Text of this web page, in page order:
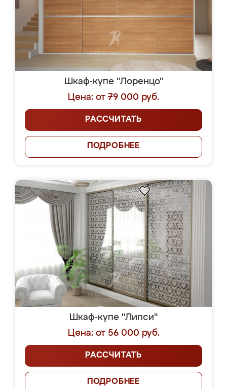
Шкаф-купе "Лоренцо"
Цена: от 79 000 руб.
РАССЧИТАТЬ
ПОДРОБНЕЕ
Шкаф-купе "Липси"
Цена: от 56 000 руб.
РАССЧИТАТЬ
ПОДРОБНЕЕ